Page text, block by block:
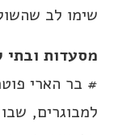
שימו לב
מסעדות ובתי
# בר הארי
למבוגרים,